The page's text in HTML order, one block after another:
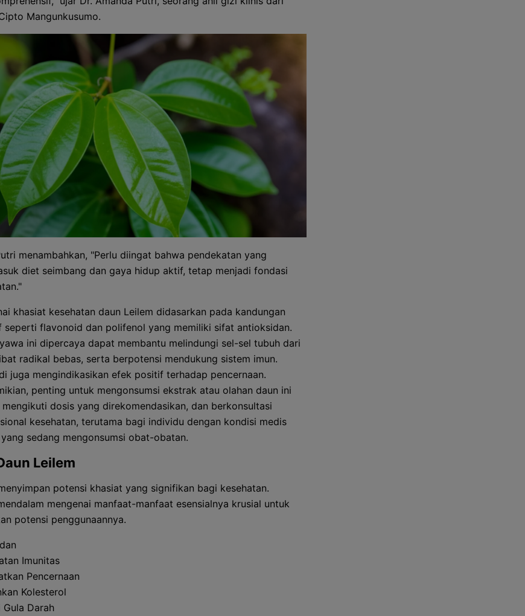
Mangunkusumo.
menambahkan, "Perlu diingat bahwa pendekatan yang
diet seimbang dan gaya hidup aktif, tetap menjadi fondasi
khasiat kesehatan daun Leilem didasarkan pada kandungan
seperti flavonoid dan polifenol yang memiliki sifat antioksidan.
ini dipercaya dapat membantu melindungi sel-sel tubuh dari
radikal bebas, serta berpotensi mendukung sistem imun.
juga mengindikasikan efek positif terhadap pencernaan.
penting untuk mengonsumsi ekstrak atau olahan daun ini
dosis yang direkomendasikan, dan berkonsultasi
kesehatan, terutama bagi individu dengan kondisi medis
sedang mengonsumsi obat-obatan.
Leilem
potensi khasiat yang signifikan bagi kesehatan.
mengenai manfaat-manfaat esensialnya krusial untuk
potensi penggunaannya.
Imunitas
Pencernaan
Kolesterol
Gula Darah